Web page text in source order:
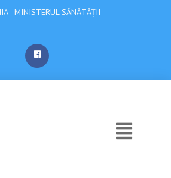
- MINISTERUL SĂNĂTĂȚII